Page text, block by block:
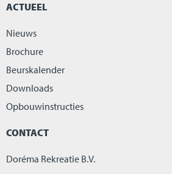
ACTUEEL
Nieuws
Brochure
Beurskalender
Downloads
Opbouwinstructies
CONTACT
Doréma Rekreatie B.V.